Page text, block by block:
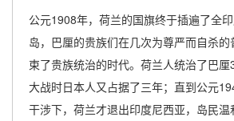
公元1908年，荷兰的国旗终于插遍了全
岛，巴厘的贵族们在几次为尊严而自杀
束了贵族统治的时代。荷兰人统治了巴
大战时日本人又占据了三年；直到公元
干涉下，荷兰才退出印度尼西亚，岛民